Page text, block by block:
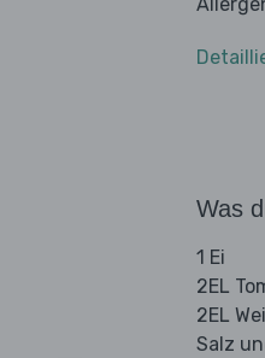
Was
1 Ei
2EL
2EL
Salz